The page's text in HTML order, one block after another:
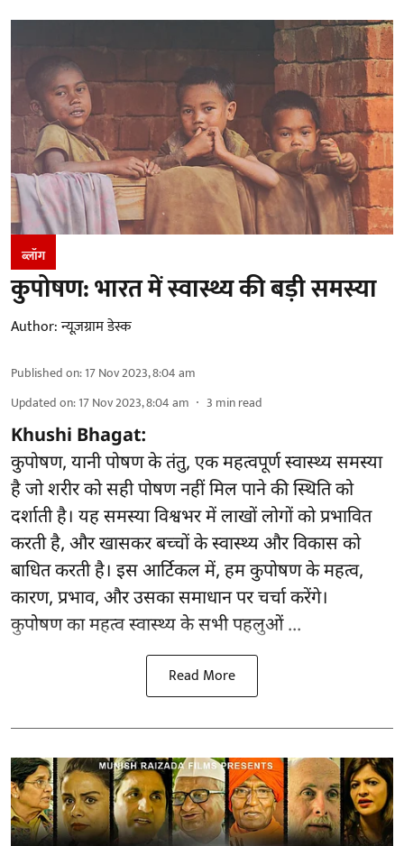
ब्लॉग
कुपोषण: भारत में स्वास्थ्य की बड़ी समस्या
Author:न्यूज़ग्राम डेस्क
Published on:17 Nov 2023, 8:04 am
Updated on:17 Nov 2023, 8:04 am 3 min read
Khushi Bhagat:
कुपोषण, यानी पोषण के तंतु, एक महत्वपूर्ण स्वास्थ्य समस्या
है जो शरीर को सही पोषण नहीं मिल पाने की स्थिति को
दर्शाती है। यह समस्या विश्वभर में लाखों लोगों को प्रभावित
करती है, और खासकर बच्चों के स्वास्थ्य और विकास को
बाधित करती है। इस आर्टिकल में, हम कुपोषण के महत्व,
कारण, प्रभाव, और उसका समाधान पर चर्चा करेंगे।
कुपोषण का महत्व स्वास्थ्य के सभी पहलुओं ...
Read More